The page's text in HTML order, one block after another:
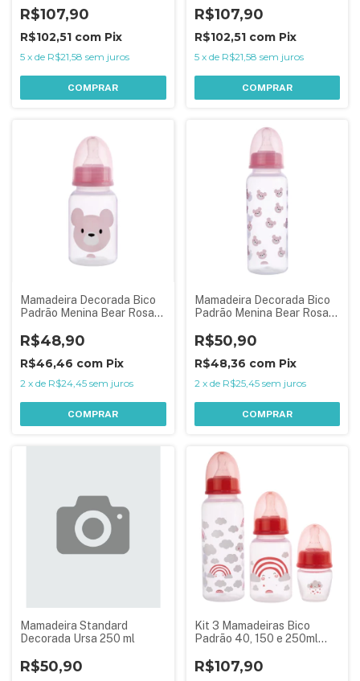
R$107,90
R$102,51 com Pix
5 x de R$21,58 sem juros
COMPRAR
R$107,90
R$102,51 com Pix
5 x de R$21,58 sem juros
COMPRAR
Mamadeira Decorada Bico
Padrão Menina Bear Rosa
R$48,90
R$46,46 com Pix
2 x de R$24,45 sem juros
COMPRAR
Mamadeira Decorada Bico
Padrão Menina Bear Rosa
R$50,90
R$48,36 com Pix
2 x de R$25,45 sem juros
COMPRAR
Mamadeira Standard
Decorada Ursa 250 ml
R$50,90
Kit 3 Mamadeiras Bico
Padrão 40, 150 e 250ml
R$107,90